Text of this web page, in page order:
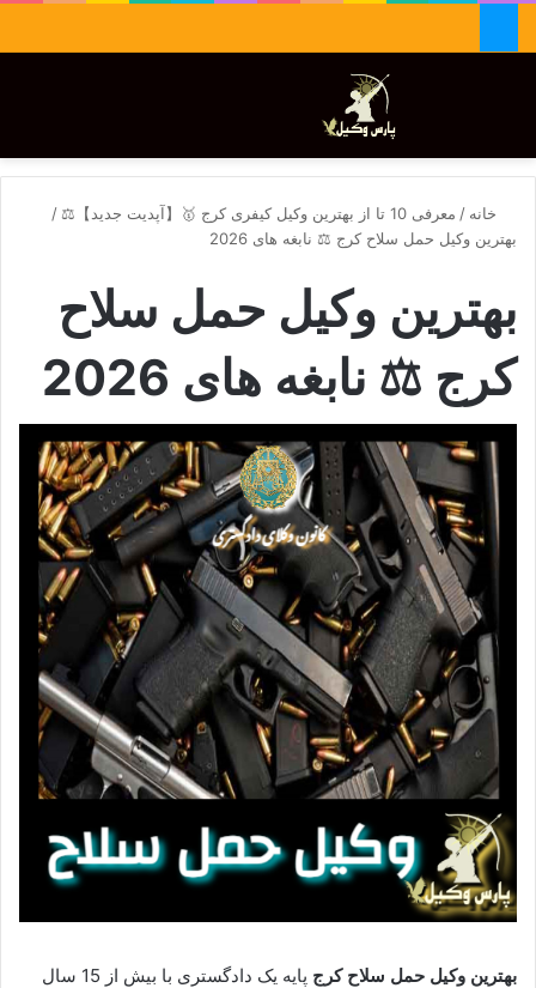
تغییر پوسته
خانه / معرفی 10 تا از بهترین وکیل کیفری کرج 🥇【آپدیت جدید】⚖️
/
بهترین وکیل حمل سلاح کرج ⚖️ نابغه های 2026
بهترین وکیل حمل سلاح
کرج ⚖️ نابغه های 2026
بهترین وکیل حمل سلاح کرج
پایه یک دادگستری با بیش از 15 سال